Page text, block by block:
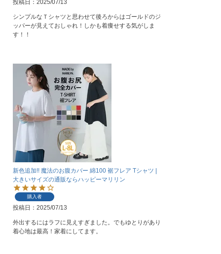
投稿日 2025/07/13
シンプルなＴシャツと思わせて後ろからはゴールドのジ
ッパーが見えておしゃれ！しかも着痩せする気がしま
す！！
新色追加!! 魔法のお腹カバー 綿100 裾フレア Tシャツ |
大きいサイズの通販ならハッピーマリリン
購入者
投稿日 2025/07/13
外出するにはラフに見えすぎました。でもゆとりがあり
着心地は最高！家着にしてます。